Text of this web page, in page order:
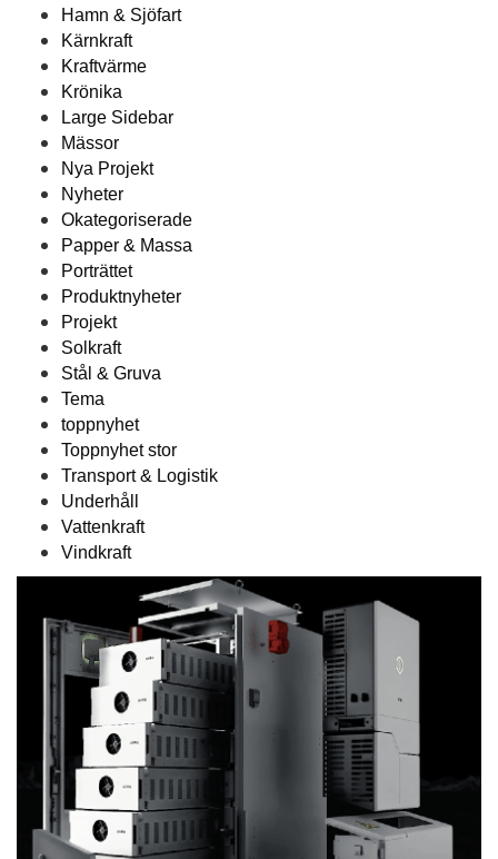
Hamn & Sjöfart
Kärnkraft
Kraftvärme
Krönika
Large Sidebar
Mässor
Nya Projekt
Nyheter
Okategoriserade
Papper & Massa
Porträttet
Produktnyheter
Projekt
Solkraft
Stål & Gruva
Tema
toppnyhet
Toppnyhet stor
Transport & Logistik
Underhåll
Vattenkraft
Vindkraft